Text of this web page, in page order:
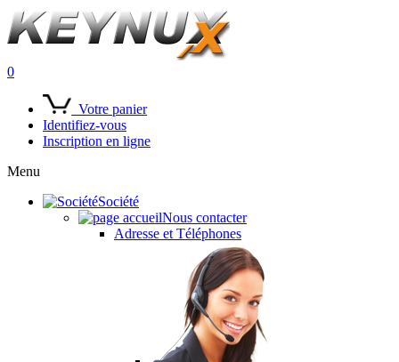
0
Votre panier
Identifiez-vous
Inscription en ligne
Menu
Société
Nous contacter
Adresse et Téléphones